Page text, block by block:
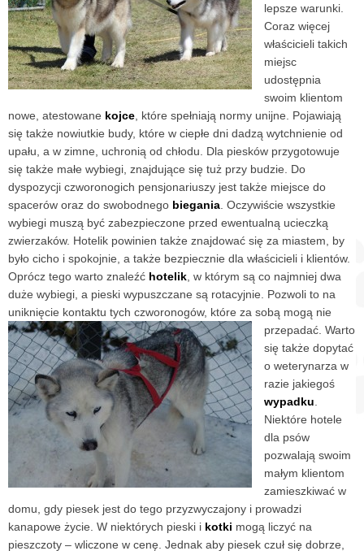
lepsze warunki.
Coraz więcej
właścicieli takich
miejsc
udostępnia
swoim klientom
nowe, atestowane kojce , które spełniają normy unijne. Pojawiają
się także nowiutkie budy, które w ciepłe dni dadzą wytchnienie od
upału, a w zimne, uchronią od chłodu. Dla piesków przygotowuje
się także małe wybiegi, znajdujące się tuż przy budzie. Do
dyspozycji czworonogich pensjonariuszy jest także miejsce do
spacerów oraz do swobodnego biegania . Oczywiście wszystkie
wybiegi muszą być zabezpieczone przed ewentualną ucieczką
zwierzaków. Hotelik powinien także znajdować się za miastem, by
było cicho i spokojnie, a także bezpiecznie dla właścicieli i klientów.
Oprócz tego warto znaleźć hotelik , w którym są co najmniej dwa
duże wybiegi, a pieski wypuszczane są rotacyjnie. Pozwoli to na
uniknięcie kontaktu tych czworonogów, które za sobą mogą nie
przepadać. Warto
się także dopytać
o weterynarza w
razie jakiegoś
wypadku
Niektóre hotele
dla psów
pozwalają swoim
małym klientom
zamieszkiwać w
domu, gdy piesek jest do tego przyzwyczajony i prowadzi
kanapowe życie. W niektórych pieski i kotki mogą liczyć na
pieszczoty – wliczone w cenę. Jednak aby piesek czuł się dobrze,